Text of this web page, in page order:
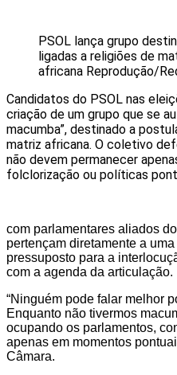
PSOL lança grupo
ligadas a religiões de
africana Reprodução/
Candidatos do PSOL nas
criação de um grupo que se
macumba”, destinado a
matriz africana. O coletivo
não devem permanecer
folclorização ou políticas
com parlamentares aliados
pertençam diretamente a
pressuposto para a
com a agenda da articulação.
“Ninguém pode falar melhor
Enquanto não tivermos
ocupando os parlamentos,
apenas em momentos
Câmara.